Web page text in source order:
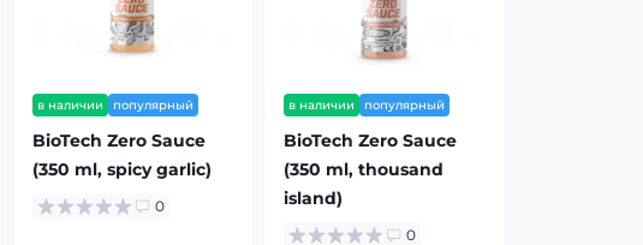
в наличии популярный
BioTech Zero Sauce
(350 ml, spicy garlic)
0
в наличии популярный
BioTech Zero Sauce
(350 ml, thousand
island)
0